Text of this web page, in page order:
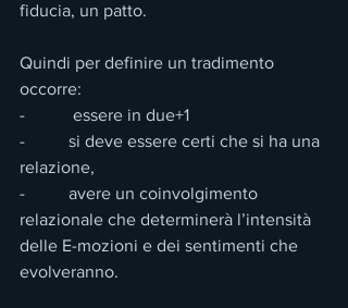
fiducia, un patto.
Quindi per definire un tradimento
occorre:
-           essere in due+1
-          si deve essere certi che si ha una
relazione,
-          avere un coinvolgimento
relazionale che determinerà l’intensità
delle E-mozioni e dei sentimenti che
evolveranno.